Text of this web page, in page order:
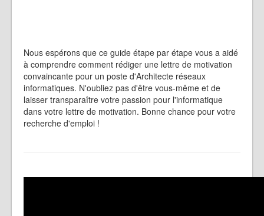
Nous espérons que ce guide étape par étape vous a aidé
à comprendre comment rédiger une lettre de motivation
convaincante pour un poste d'Architecte réseaux
informatiques. N'oubliez pas d'être vous-même et de
laisser transparaître votre passion pour l'informatique
dans votre lettre de motivation. Bonne chance pour votre
recherche d'emploi !